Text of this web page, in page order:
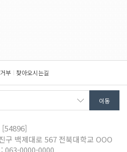
부 찾아오시는길
[54896]
구 백제대로 567 전북대학교 OOO